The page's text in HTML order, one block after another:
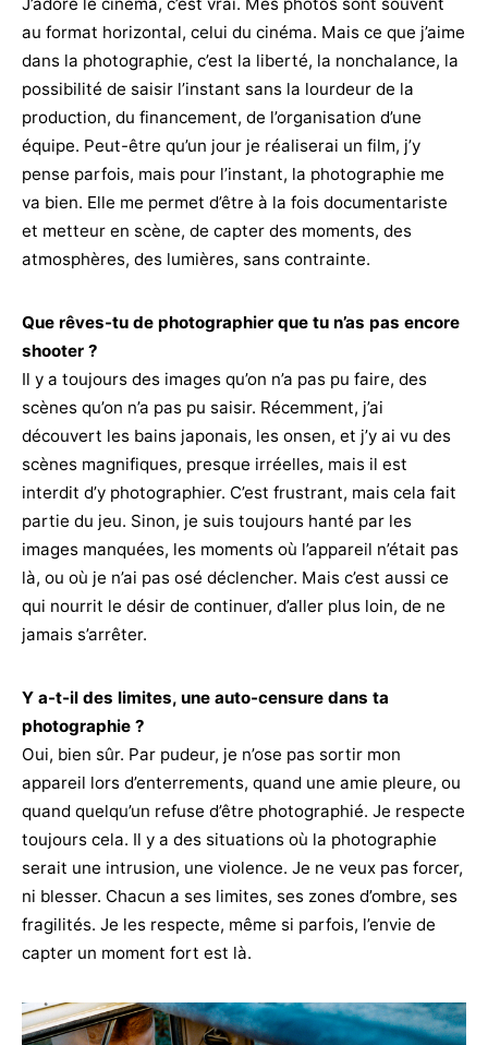
au format horizontal, celui du cinéma. Mais ce que j’aime
dans la photographie, c’est la liberté, la nonchalance, la
possibilité de saisir l’instant sans la lourdeur de la
production, du financement, de l’organisation d’une
équipe. Peut-être qu’un jour je réaliserai un film, j’y
pense parfois, mais pour l’instant, la photographie me
va bien. Elle me permet d’être à la fois documentariste
et metteur en scène, de capter des moments, des
atmosphères, des lumières, sans contrainte.
Que rêves-tu de photographier que tu n’as pas encore
shooter ?
Il y a toujours des images qu’on n’a pas pu faire, des
scènes qu’on n’a pas pu saisir. Récemment, j’ai
découvert les bains japonais, les onsen, et j’y ai vu des
scènes magnifiques, presque irréelles, mais il est
interdit d’y photographier. C’est frustrant, mais cela fait
partie du jeu. Sinon, je suis toujours hanté par les
images manquées, les moments où l’appareil n’était pas
là, ou où je n’ai pas osé déclencher. Mais c’est aussi ce
qui nourrit le désir de continuer, d’aller plus loin, de ne
jamais s’arrêter.
Y a-t-il des limites, une auto-censure dans ta
photographie ?
Oui, bien sûr. Par pudeur, je n’ose pas sortir mon
appareil lors d’enterrements, quand une amie pleure, ou
quand quelqu’un refuse d’être photographié. Je respecte
toujours cela. Il y a des situations où la photographie
serait une intrusion, une violence. Je ne veux pas forcer,
ni blesser. Chacun a ses limites, ses zones d’ombre, ses
fragilités. Je les respecte, même si parfois, l’envie de
capter un moment fort est là.